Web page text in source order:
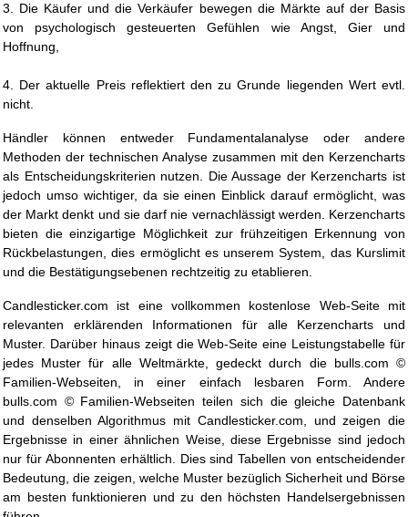
3. Die Käufer und die Verkäufer bewegen die Märkte auf der Basis
von psychologisch gesteuerten Gefühlen wie Angst, Gier und
Hoffnung,
4. Der aktuelle Preis reflektiert den zu Grunde liegenden Wert evtl.
nicht.
Händler können entweder Fundamentalanalyse oder andere
Methoden der technischen Analyse zusammen mit den Kerzencharts
als Entscheidungskriterien nutzen. Die Aussage der Kerzencharts ist
jedoch umso wichtiger, da sie einen Einblick darauf ermöglicht, was
der Markt denkt und sie darf nie vernachlässigt werden. Kerzencharts
bieten die einzigartige Möglichkeit zur frühzeitigen Erkennung von
Rückbelastungen, dies ermöglicht es unserem System, das Kurslimit
und die Bestätigungsebenen rechtzeitig zu etablieren.
Candlesticker.com ist eine vollkommen kostenlose Web-Seite mit
relevanten erklärenden Informationen für alle Kerzencharts und
Muster. Darüber hinaus zeigt die Web-Seite eine Leistungstabelle für
jedes Muster für alle Weltmärkte, gedeckt durch die bulls.com ©
Familien-Webseiten, in einer einfach lesbaren Form. Andere
bulls.com © Familien-Webseiten teilen sich die gleiche Datenbank
und denselben Algorithmus mit Candlesticker.com, und zeigen die
Ergebnisse in einer ähnlichen Weise, diese Ergebnisse sind jedoch
nur für Abonnenten erhältlich. Dies sind Tabellen von entscheidender
Bedeutung, die zeigen, welche Muster bezüglich Sicherheit und Börse
am besten funktionieren und zu den höchsten Handelsergebnissen